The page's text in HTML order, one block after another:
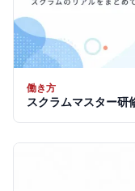
働き方
スクラムマスター研